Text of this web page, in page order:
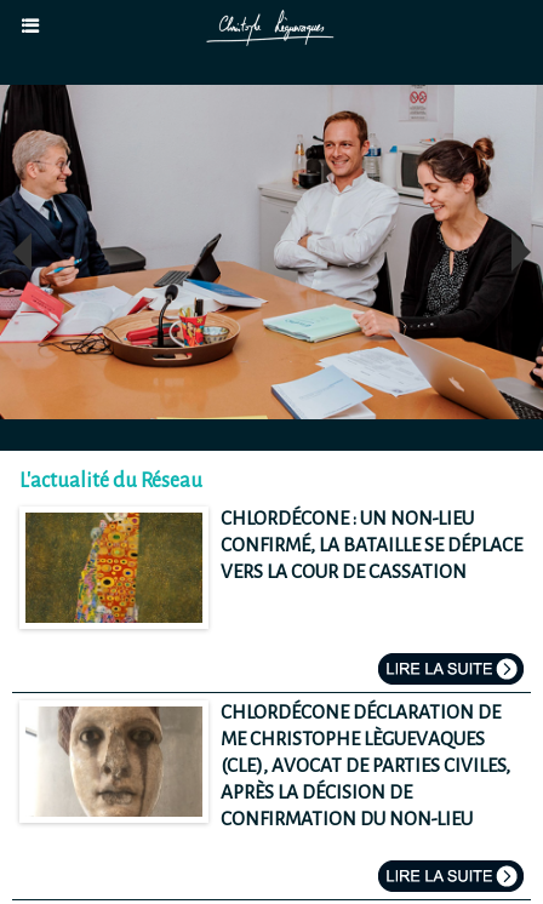
L'actualité du Réseau
CHLORDÉCONE : UN NON-LIEU
CONFIRMÉ, LA BATAILLE SE DÉPLACE
VERS LA COUR DE CASSATION
CHLORDÉCONE DÉCLARATION DE
ME CHRISTOPHE LÈGUEVAQUES
(CLE), AVOCAT DE PARTIES CIVILES,
APRÈS LA DÉCISION DE
CONFIRMATION DU NON-LIEU